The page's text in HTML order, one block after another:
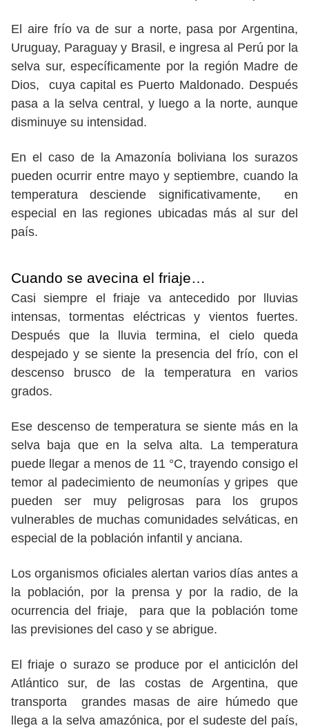
El aire frío va de sur a norte, pasa por Argentina,
Uruguay, Paraguay y Brasil, e ingresa al Perú por la
selva sur, específicamente por la región Madre de
Dios, cuya capital es Puerto Maldonado. Después
pasa a la selva central, y luego a la norte, aunque
disminuye su intensidad.
En el caso de la Amazonía boliviana los surazos
pueden ocurrir entre mayo y septiembre, cuando la
temperatura desciende significativamente, en
especial en las regiones ubicadas más al sur del
país.
Cuando se avecina el friaje…
Casi siempre el friaje va antecedido por lluvias
intensas, tormentas eléctricas y vientos fuertes.
Después que la lluvia termina, el cielo queda
despejado y se siente la presencia del frío, con el
descenso brusco de la temperatura en varios
grados.
Ese descenso de temperatura se siente más en la
selva baja que en la selva alta. La temperatura
puede llegar a menos de 11 °C, trayendo consigo el
temor al padecimiento de neumonías y gripes que
pueden ser muy peligrosas para los grupos
vulnerables de muchas comunidades selváticas, en
especial de la población infantil y anciana.
Los organismos oficiales alertan varios días antes a
la población, por la prensa y por la radio, de la
ocurrencia del friaje, para que la población tome
las previsiones del caso y se abrigue.
El friaje o surazo se produce por el anticiclón del
Atlántico sur, de las costas de Argentina, que
transporta grandes masas de aire húmedo que
llega a la selva amazónica, por el sudeste del país,